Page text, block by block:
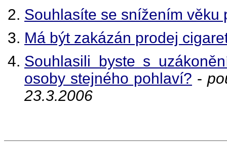
Souhlasíte se snížením věku
Má být zakázán prodej
Souhlasili byste s
osoby stejného pohlaví? -
23.3.2006